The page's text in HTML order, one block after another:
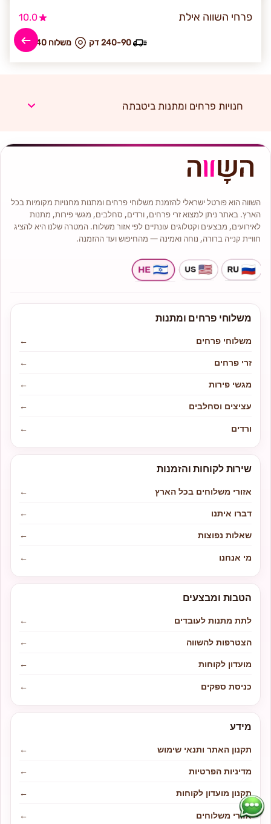
פרחי השווה אילת 10.0
₪ משלוח 240 240-90 דק
חנויות פרחים ומתנות ביטבתה
השווה הוא פורטל ישראלי להזמנת משלוחי פרחים ומתנות מחנויות מקומיות בכל
הארץ. באתר ניתן למצוא זרי פרחים, ורדים, סחלבים, מגשי פירות, מתנות
לאירועים, מבצעים וקטלוגים עונתיים לפי אזור משלוח. המטרה שלנו היא להציג
חוויית קנייה ברורה, נוחה ואמינה — מהחיפוש ועד ההזמנה.
משלוחי פרחים ומתנות
משלוחי פרחים
←
זרי פרחים
←
מגשי פירות
←
עציצים וסחלבים
←
ורדים
←
שירות לקוחות והזמנות
אזורי משלוחים בכל הארץ
←
דברו איתנו
←
שאלות נפוצות
←
מי אנחנו
←
הטבות ומבצעים
לתת מתנות לעובדים
←
הצטרפות להשווה
←
מועדון לקוחות
←
כניסת ספקים
←
מידע
תקנון האתר ותנאי שימוש
←
מדיניות הפרטיות
←
תקנון מועדון לקוחות
←
אזורי משלוחים
←